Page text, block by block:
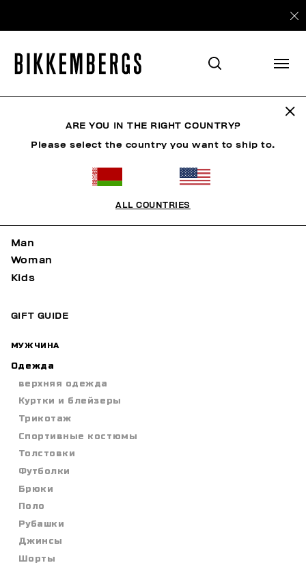
Sitemap
Man
Woman
Kids
GIFT GUIDE
МУЖЧИНА
Одежда
верхняя одежда
Куртки и блейзеры
Трикотаж
Спортивные костюмы
Толстовки
Футболки
Брюки
Поло
Рубашки
Джинсы
Шорты
ARE YOU IN THE RIGHT COUNTRY?
Please select the country you want to ship to.
ALL COUNTRIES